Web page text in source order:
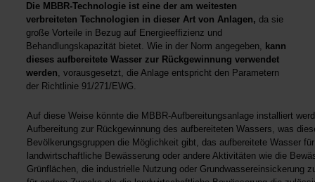
Die MBBR-Technologie ist eine der am weitesten
verbreiteten Technologien in dieser Art von Anlagen, da sie
große Vorteile in Bezug auf Energieeffizienz und
Behandlungskapazität bietet. Wie in der Norm angegeben, kann
dieses aufbereitete Wasser zur Rückgewinnung verwendet
werden, vorausgesetzt, die Anlage entspricht den Parametern
der Richtlinie 91/271/EWG.
Auf diese Weise könnte die MBBR-Aufbereitungsanlage installiert
Aufbereitung zur Rückgewinnung des aufbereiteten Wassers, was
Bevölkerungsgruppen die Möglichkeit gibt, das aufbereitete Wasser
landwirtschaftliche Bewässerung oder andere Aktivitäten wie die
Grünflächen, die industrielle Nutzung oder Grundwassereinsickerung